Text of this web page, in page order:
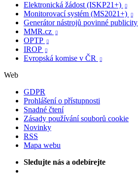
Elektronická žádost (ISKP21+)

Monitorovací systém (MS2021+) 
Generátor nástrojů povinné publicity
MMR.cz 
OPTP 
IROP 
Evropská komise v ČR 
Web
GDPR
Prohlášení o přístupnosti
Snadné čtení
Zásady používání souborů cookie
Novinky
RSS
Mapa webu
Sledujte nás a odebírejte